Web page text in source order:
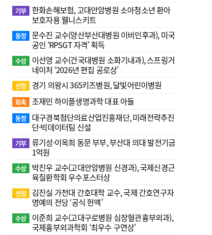
기부 한화손해보험, 고대안암병원 소아청소년 환아
보호자용 웰니스키트
동정
문수진 교수( 양산부산대병원 이비인후과), 미국
공인 ‘RPSGT 자격’ 획득
수상
이선영 교수(건국대병원 소화기내과), 스프링거
네이처 ‘2026년 편집 공로상’
선정 경기 의왕시 365키즈병원, 달빛어린이병원
화촉 조재민 하이플생명과학 대표 아들
동정
대구경북첨단의료산업진흥재단, 미래전략추진
단·빅데이터팀 신설
기부 류기성·이옥희 동문 부부, 부산대 의대 발전기금
1억원
수상
박진우 교수(고대안암병원 신경과), 국제신경근
육질환학회 우수포스터상
선정
김진실 가천대 간호대학 교수, 국제 간호연구자
명예의 전당 ‘공식 헌액’
수상
이준희 교수(고대구로병원 심장혈관흉부외과),
국제흉부외과학회 ‘최우수 구연상’